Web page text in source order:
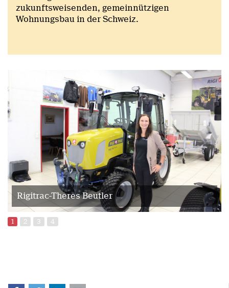
zukunftsweisenden, gemeinnützigen
Wohnungsbau in der Schweiz.
Rigitrac-Theres Beutler
1 2 3 4